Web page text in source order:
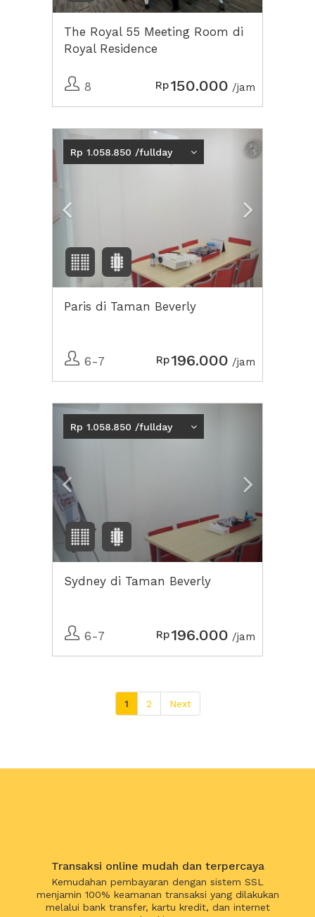
The Royal 55 Meeting Room di
Royal Residence
8 Rp150.000 /jam
Previous Next2
Rp 1.058.850 /fullday
Paris di Taman Beverly
6-7 Rp196.000 /jam
Previous
Rp 1.058.850 /fullday
Sydney di Taman Beverly
6-7 Rp196.000 /jam
1 2 Next
Transaksi online mudah dan terpercaya
Kemudahan pembayaran dengan sistem SSL
menjamin 100% keamanan transaksi yang dilakukan
melalui bank transfer, kartu kredit, dan internet